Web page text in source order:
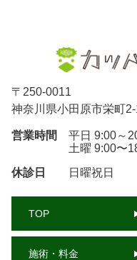
〒 250-0011
神奈川県小田原市栄町
営業時間
平日 9:00～
土曜 9:00〜
休診日
日曜祝日
TOP
施術・料金